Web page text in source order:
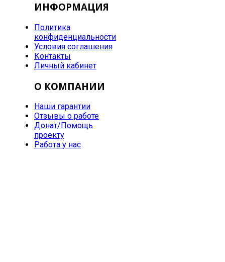
ИНФОРМАЦИЯ
Политика
конфиденциальности
Условия соглашения
Контакты
Личный кабинет
О КОМПАНИИ
Наши гарантии
Отзывы о работе
Донат/Помощь
проекту
Работа у нас